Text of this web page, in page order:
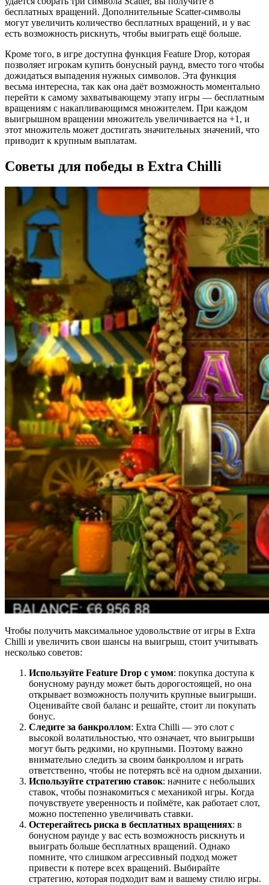
бесплатных вращений. Дополнительные Scatter-символы
могут увеличить количество бесплатных вращений, и у вас
есть возможность рискнуть, чтобы выиграть ещё больше.
Кроме того, в игре доступна функция Feature Drop, которая
позволяет игрокам купить бонусный раунд, вместо того чтобы
дожидаться выпадения нужных символов. Эта функция
весьма интересна, так как она даёт возможность моментально
перейти к самому захватывающему этапу игры — бесплатным
вращениям с накапливающимся множителем. При каждом
выигрышном вращении множитель увеличивается на +1, и
этот множитель может достигать значительных значений, что
приводит к крупным выплатам.
Советы для победы в Extra Chilli
Чтобы получить максимальное удовольствие от игры в Extra
Chilli и увеличить свои шансы на выигрыш, стоит учитывать
несколько советов:
Используйте Feature Drop с умом: покупка доступа к
бонусному раунду может быть дорогостоящей, но она
открывает возможность получить крупные выигрыши.
Оценивайте свой баланс и решайте, стоит ли покупать
бонус.
Следите за банкроллом: Extra Chilli — это слот с
высокой волатильностью, что означает, что выигрыши
могут быть редкими, но крупными. Поэтому важно
внимательно следить за своим банкроллом и играть
ответственно, чтобы не потерять всё на одном дыхании.
Используйте стратегию ставок: начните с небольших
ставок, чтобы познакомиться с механикой игры. Когда
почувствуете уверенность и поймёте, как работает слот,
можно постепенно увеличивать ставки.
Остерегайтесь риска в бесплатных вращениях: в
бонусном раунде у вас есть возможность рискнуть и
выиграть больше бесплатных вращений. Однако
помните, что слишком агрессивный подход может
привести к потере всех вращений. Выбирайте
стратегию, которая подходит вам и вашему стилю игры.